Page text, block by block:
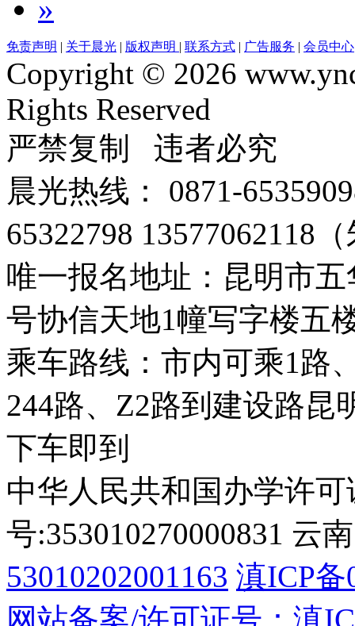
»
免责声明 | 关于晨光 | 版权声明 | 联系方式 | 广告服务 | 会员中心
Copyright © 2026
Rights Reserved
严禁复制 违者必究
晨光热线： 0871-
65322798 13577062118
唯一报名地址：昆明市
号协信天地1幢写字楼五
乘车路线：市内可乘1路
244路、Z2路到建设路昆
下车即到
中华人民共和国办学许可
号:353010270000831 云
53010202001163 滇ICP备